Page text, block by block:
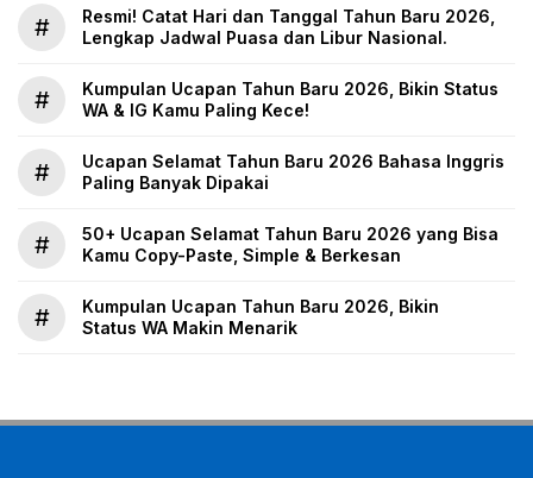
#
Resmi! Catat Hari dan Tanggal Tahun Baru 2026,
Lengkap Jadwal Puasa dan Libur Nasional.
#
Kumpulan Ucapan Tahun Baru 2026, Bikin Status
WA & IG Kamu Paling Kece!
#
Ucapan Selamat Tahun Baru 2026 Bahasa Inggris
Paling Banyak Dipakai
#
50+ Ucapan Selamat Tahun Baru 2026 yang Bisa
Kamu Copy-Paste, Simple & Berkesan
#
Kumpulan Ucapan Tahun Baru 2026, Bikin
Status WA Makin Menarik